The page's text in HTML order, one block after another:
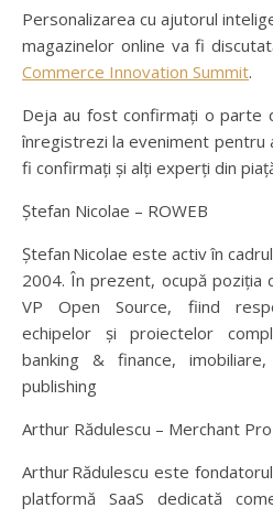
Personalizarea cu ajutorul
magazinelor online va fi
Commerce Innovation Summit.
Deja au fost confirmați o parte
înregistrezi la eveniment pentru
fi confirmați și alți experți din
Ștefan Nicolae – ROWEB
Ștefan Nicolae este activ în
2004. În prezent, ocupă poziția
VP Open Source, fiind
echipelor și proiectelor
banking & finance,
publishing
Arthur Rădulescu – Merchant Pro
Arthur Rădulescu este
platformă SaaS dedicată